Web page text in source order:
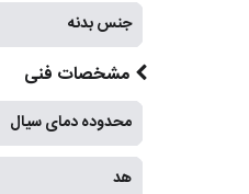
جنس بدنه
مشخصات فنی
محدوده دمای سیال
هد